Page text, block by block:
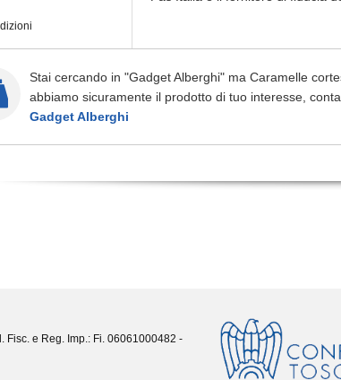
Stai cercando in "Gadget Alberghi" ma Caramelle
abbiamo sicuramente il prodotto di tuo interesse,
Gadget Alberghi
Fisc. e Reg. Imp.: Fi. 06061000482 -